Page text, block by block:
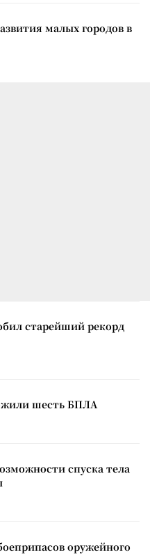
малых городов в
старейший рекорд
шесть БПЛА
спуска тела
оружейного